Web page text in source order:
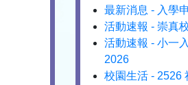
最新消息 - 入學
活動速報 - 崇真
活動速報 - 小一
2026
校園生活 - 2526